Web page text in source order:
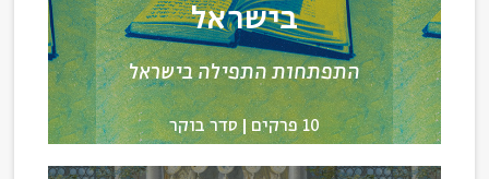
בישראל
התפתחות התפילה בישראל
10 פרקים סדר בוקר